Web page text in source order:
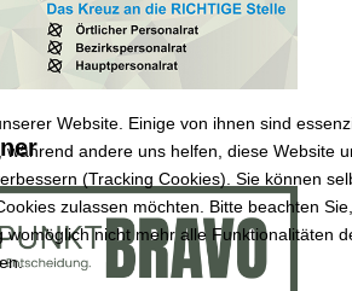
Website. Einige von ihnen sind
andere uns helfen, diese Website
(Tracking Cookies). Sie können
zulassen möchten. Bitte beachten Sie,
womöglich nicht mehr alle Funktionalitäten